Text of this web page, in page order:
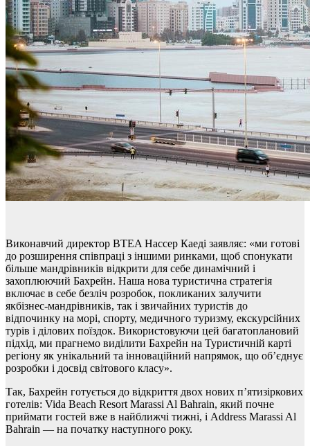
Виконавчий директор BTEA Нассер Каеді заявляє: «ми готові
до розширення співпраці з іншими ринками, щоб спонукати
більше мандрівників відкрити для себе динамічний і
захоплюючий Бахрейн. Наша нова туристична стратегія
включає в себе безліч розробок, покликаних залучити
якбізнес-мандрівників, так і звичайних туристів до
відпочинку на морі, спорту, медичного туризму, екскурсійних
турів і ділових поїздок. Використовуючи цей багатоплановий
підхід, ми прагнемо виділити Бахрейн на Туристичній карті
регіону як унікальний та інноваційний напрямок, що об’єднує
розробки і досвід світового класу».
Так, Бахрейн готується до відкриття двох нових п’ятизіркових
готелів: Vida Beach Resort Marassi Al Bahrain, який почне
приймати гостей вже в найближчі тижні, і Address Marassi Al
Bahrain — на початку наступного року.